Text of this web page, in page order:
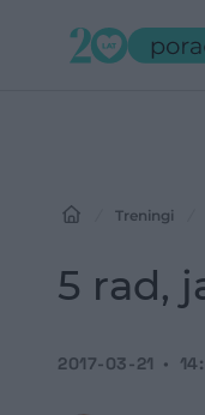
Treningi
5 rad,
2017-03-21